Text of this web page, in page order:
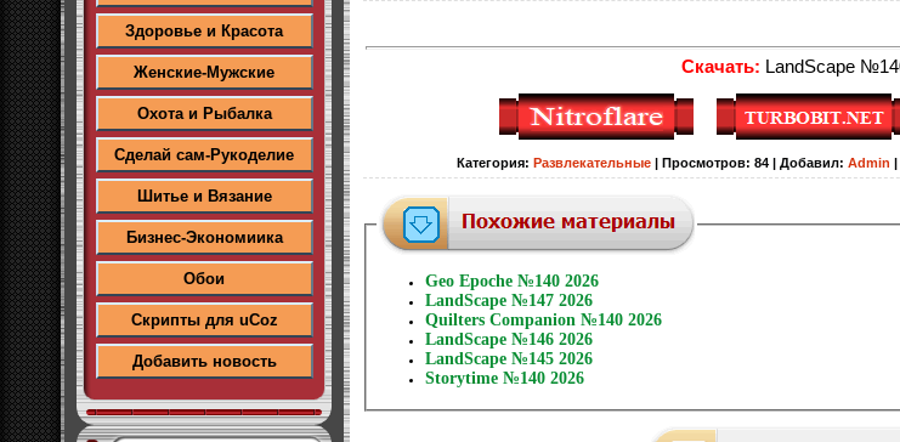
Здоровье и Красота
Женские-Мужские
Охота и Рыбалка
Сделай сам-Рукоделие
Шитье и Вязание
Бизнес-Экономиика
Обои
Скрипты для uCoz
Добавить новость
Скачать: LandScape
Категория: Развлекательные| Просмотров: 84| Добавил: Admin
Geo Epoche №140 2026
LandScape №147 2026
Quilters Companion №140 2026
LandScape №146 2026
LandScape №145 2026
Storytime №140 2026